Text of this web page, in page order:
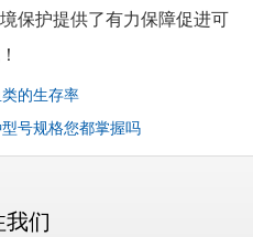
保护提供了有力保障促进可
的生存率
号规格您都掌握吗
我们